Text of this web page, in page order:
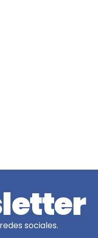
sociales.